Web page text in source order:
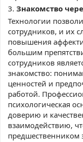
3. Знакомство
Технологии
сотрудников, и их
повышения
большим
сотрудников
знакомство:
ценностей и
работой.
психологическая
доверию и
взаимодействию,
предшественником